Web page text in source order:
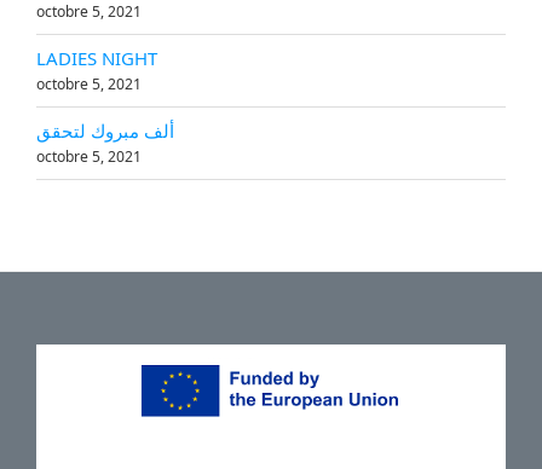
octobre 5, 2021
LADIES NIGHT
octobre 5, 2021
ألف مبروك لتحقق
octobre 5, 2021